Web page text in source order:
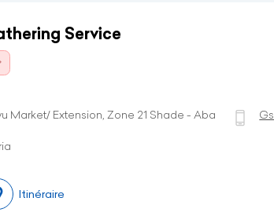
Service
Market/ Extension, Zone 21 Shade - Aba
Itinéraire